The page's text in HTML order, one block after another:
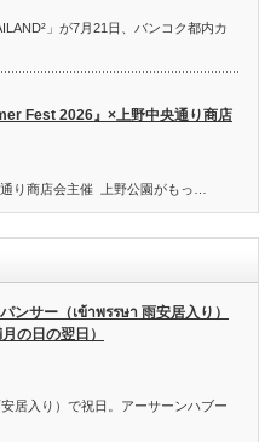
」が7月21日、バンコク都内カ
Fest 2026』×上野中央通り商店
り商店会主催 上野公園がもっ…
ンサー（เข้าพรรษา 雨安居入り）
の日の翌日）
居入り）で祝日。アーサーンハブー